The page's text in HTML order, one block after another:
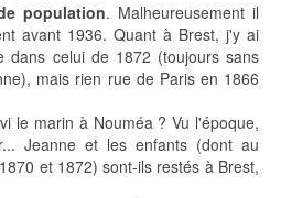
population. Malheureusement il
avant 1936. Quant à Brest, j'y ai
dans celui de 1872 (toujours sans
mais rien rue de Paris en 1866
le marin à Nouméa ? Vu l'époque,
Jeanne et les enfants (dont au
et 1872) sont-ils restés à Brest,